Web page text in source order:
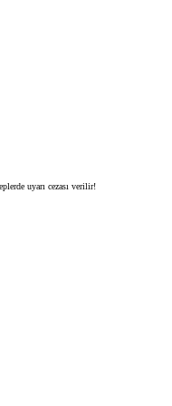
uyarı cezası verilir!